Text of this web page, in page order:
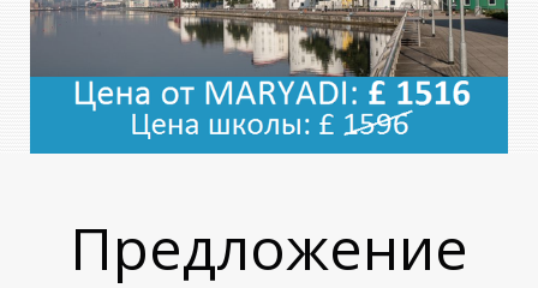
Предложение